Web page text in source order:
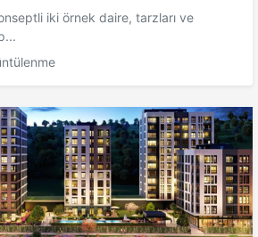
iki örnek daire, tarzları ve